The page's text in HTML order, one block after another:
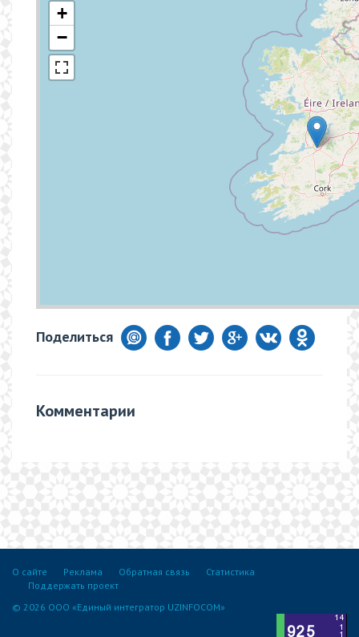
+
−
Поделиться
Комментарии
О сайте Реклама Обратная связь
Статистика
Поддержать проект
© 2026 ООО «Единый интегратор UZINFOCOM»